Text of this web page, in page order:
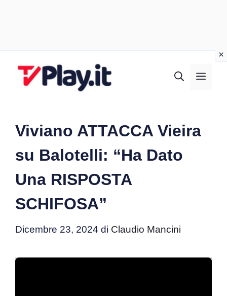
Viviano ATTACCA Vieira
su Balotelli: “Ha Dato
Una RISPOSTA
SCHIFOSA”
Dicembre 23, 2024 di Claudio Mancini